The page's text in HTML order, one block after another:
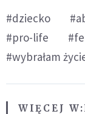
#dziecko
#pro-life
#wybrałam
WIĘCEJ W: